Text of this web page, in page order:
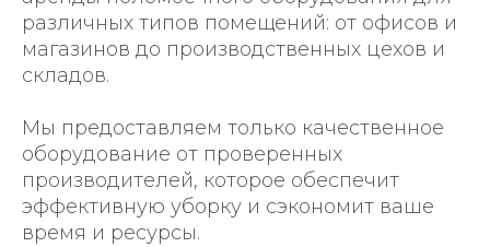
различных типов помещений: от офисов и
магазинов до производственных цехов и
складов.
Мы предоставляем только качественное
оборудование от проверенных
производителей, которое обеспечит
эффективную уборку и сэкономит ваше
время и ресурсы.